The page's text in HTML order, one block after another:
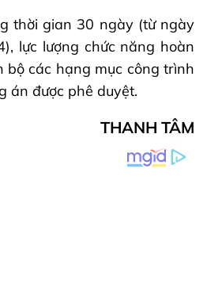
thời gian 30 ngày (từ ngày
lực lượng chức năng hoàn
bộ các hạng mục công trình
án được phê duyệt.
THANH TÂM